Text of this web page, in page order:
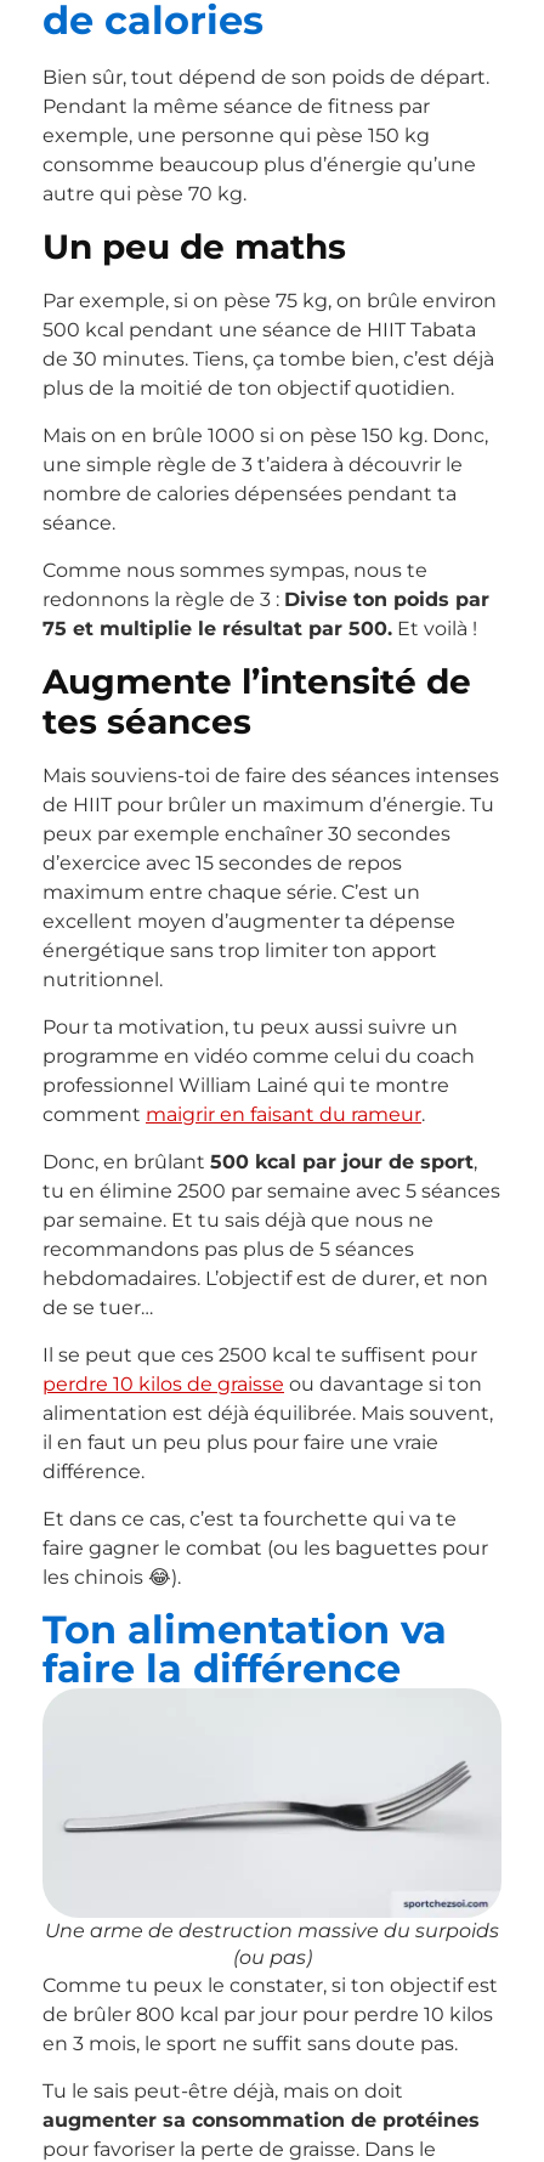
de calories
Bien sûr, tout dépend de son poids de départ.
Pendant la même séance de fitness par
exemple, une personne qui pèse 150 kg
consomme beaucoup plus d’énergie qu’une
autre qui pèse 70 kg.
Un peu de maths
Par exemple, si on pèse 75 kg, on brûle environ
500 kcal pendant une séance de HIIT Tabata
de 30 minutes. Tiens, ça tombe bien, c’est déjà
plus de la moitié de ton objectif quotidien.
Mais on en brûle 1000 si on pèse 150 kg. Donc,
une simple règle de 3 t’aidera à découvrir le
nombre de calories dépensées pendant ta
séance.
Comme nous sommes sympas, nous te
redonnons la règle de 3 : Divise ton poids par
75 et multiplie le résultat par 500. Et voilà !
Augmente l’intensité de
tes séances
Mais souviens-toi de faire des séances intenses
de HIIT pour brûler un maximum d’énergie. Tu
peux par exemple enchaîner 30 secondes
d’exercice avec 15 secondes de repos
maximum entre chaque série. C’est un
excellent moyen d’augmenter ta dépense
énergétique sans trop limiter ton apport
nutritionnel.
Pour ta motivation, tu peux aussi suivre un
programme en vidéo comme celui du coach
professionnel William Lainé qui te montre
comment maigrir en faisant du rameur.
Donc, en brûlant 500 kcal par jour de sport,
tu en élimine 2500 par semaine avec 5 séances
par semaine. Et tu sais déjà que nous ne
recommandons pas plus de 5 séances
hebdomadaires. L’objectif est de durer, et non
de se tuer…
Il se peut que ces 2500 kcal te suffisent pour
perdre 10 kilos de graisse ou davantage si ton
alimentation est déjà équilibrée. Mais souvent,
il en faut un peu plus pour faire une vraie
différence.
Et dans ce cas, c’est ta fourchette qui va te
faire gagner le combat (ou les baguettes pour
les chinois 😂).
Ton alimentation va
faire la différence
Une arme de destruction massive du surpoids
(ou pas)
Comme tu peux le constater, si ton objectif est
de brûler 800 kcal par jour pour perdre 10 kilos
en 3 mois, le sport ne suffit sans doute pas.
Tu le sais peut-être déjà, mais on doit
augmenter sa consommation de protéines
pour favoriser la perte de graisse. Dans le